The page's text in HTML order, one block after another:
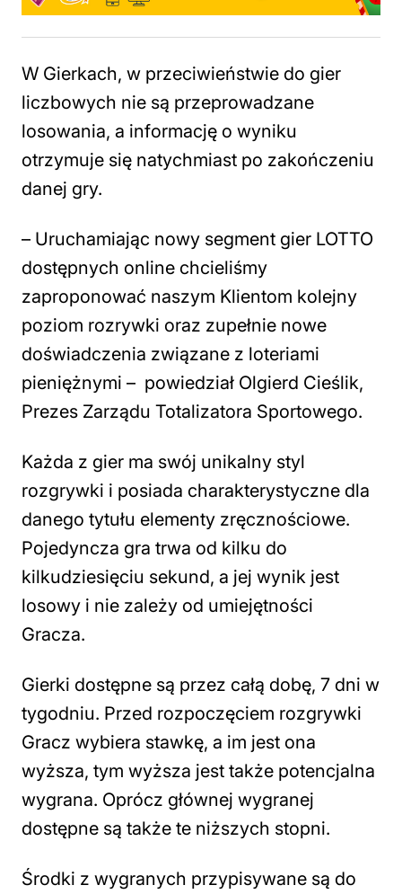
W Gierkach, w przeciwieństwie do gier
liczbowych nie są przeprowadzane
losowania, a informację o wyniku
otrzymuje się natychmiast po zakończeniu
danej gry.
– Uruchamiając nowy segment gier LOTTO
dostępnych online chcieliśmy
zaproponować naszym Klientom kolejny
poziom rozrywki oraz zupełnie nowe
doświadczenia związane z loteriami
pieniężnymi – powiedział Olgierd Cieślik,
Prezes Zarządu Totalizatora Sportowego.
Każda z gier ma swój unikalny styl
rozgrywki i posiada charakterystyczne dla
danego tytułu elementy zręcznościowe.
Pojedyncza gra trwa od kilku do
kilkudziesięciu sekund, a jej wynik jest
losowy i nie zależy od umiejętności
Gracza.
Gierki dostępne są przez całą dobę, 7 dni w
tygodniu. Przed rozpoczęciem rozgrywki
Gracz wybiera stawkę, a im jest ona
wyższa, tym wyższa jest także potencjalna
wygrana. Oprócz głównej wygranej
dostępne są także te niższych stopni.
Środki z wygranych przypisywane są do